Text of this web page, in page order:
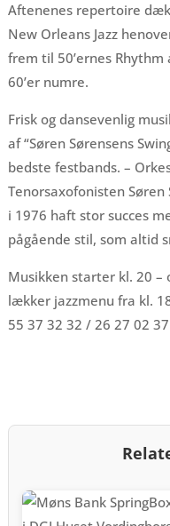
Aftenenes repertoire
New Orleans Jazz
frem til 50’ernes Rhythm
60’er numre.
Frisk og dansevenlig
af “Søren Sørensens
bedste festbands. –
Tenorsaxofonisten
i 1976 haft stor succes
pågående stil, som altid
Musikken starter kl. 20 –
lækker jazzmenu fra kl.
55 37 32 32 / 26 27 02